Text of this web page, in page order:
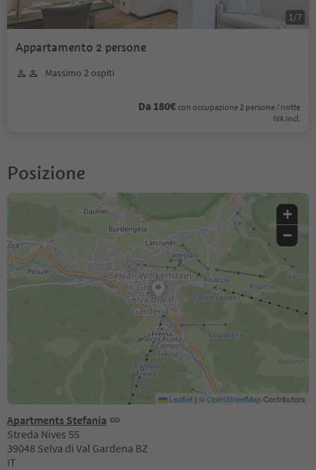
Appartamento 2 persone
Massimo 2 ospiti
Da 180€ con occupazione 2 persone / notte
IVA incl.
1/7
Posizione
Apartments Stefania
Streda Nives 55
39048 Selva di Val Gardena BZ
IT
+
−
Leaflet | ©OpenStreetMapContributors